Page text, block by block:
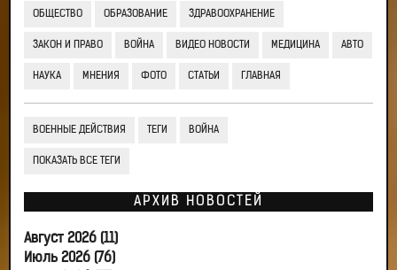
ОБЩЕСТВО ОБРАЗОВАНИЕ ЗДРАВООХРАНЕНИЕ
ЗАКОН И ПРАВО ВОЙНА ВИДЕО НОВОСТИ МЕДИЦИНА АВТО
НАУКА МНЕНИЯ ФОТО СТАТЬИ ГЛАВНАЯ
ВОЕННЫЕ ДЕЙСТВИЯ ТЕГИ ВОЙНА
ПОКАЗАТЬ ВСЕ ТЕГИ
АРХИВ НОВОСТЕЙ
Август 2026 (11)
Июль 2026 (76)